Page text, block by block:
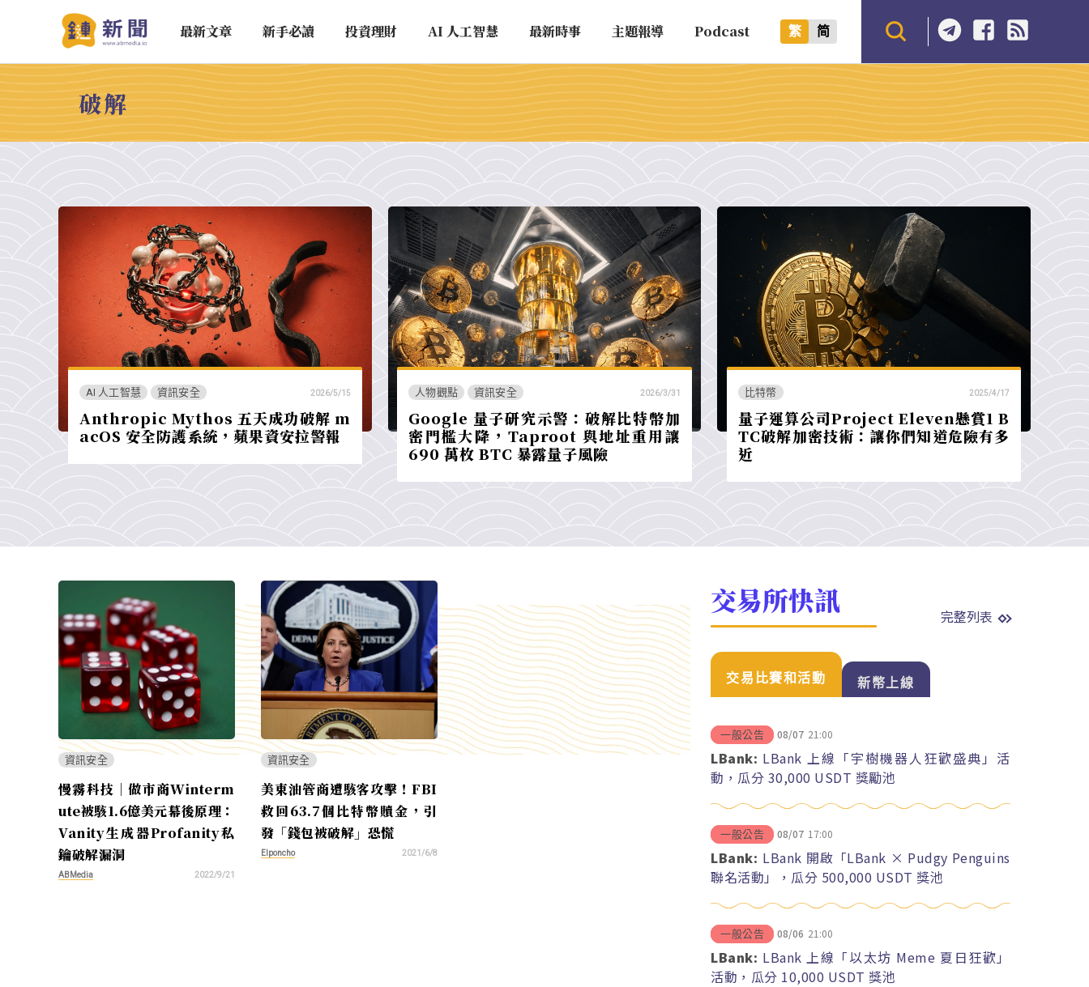
最新文章 新手必讀 投資理財 AI 人工智慧 最新時事 主題報導 Podcast 繁 简
破解
AI 人工智慧 資訊安全 2026/5/15
Anthropic Mythos 五天成功破解 m
acOS 安全防護系統，蘋果資安拉警報
人物觀點 資訊安全 2026/3/31
Google 量子研究示警：破解比特幣加
密門檻大降，Taproot 與地址重用讓
690 萬枚 BTC 暴露量子風險
比特幣 2025/4/17
量子運算公司Project Eleven懸賞1 B
TC破解加密技術：讓你們知道危險有多
近
資訊安全
慢霧科技｜做市商Winterm
ute被駭1.6億美元幕後原理：
Vanity生成器Profanity私
鑰破解漏洞
ABMedia 2022/9/21
資訊安全
美東油管商遭駭客攻擊！FBI
救回63.7個比特幣贖金，引
發「錢包被破解」恐慌
Elponcho 2021/6/8
交易所快訊 完整列表
交易比賽和活動 新幣上線
一般公告 08/07 21:00
LBank: LBank 上線「宇樹機器人狂歡盛典」活
動，瓜分 30,000 USDT 獎勵池
一般公告 08/07 17:00
LBank: LBank 開啟「LBank × Pudgy Penguins
聯名活動」，瓜分 500,000 USDT 獎池
一般公告 08/06 21:00
LBank: LBank 上線「以太坊 Meme 夏日狂歡」
活動，瓜分 10,000 USDT 獎池